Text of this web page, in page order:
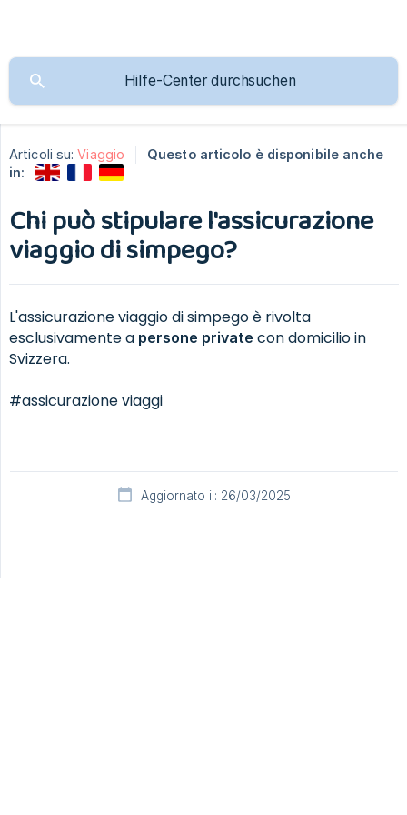
Articoli su: Viaggio
Questo articolo è disponibile anche
in:
Chi può stipulare l'assicurazione
viaggio di simpego?
L'assicurazione viaggio di simpego è rivolta
esclusivamente a persone private con domicilio in
Svizzera.
#assicurazione viaggi
Aggiornato il: 26/03/2025